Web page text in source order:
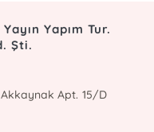
Yapım Tur.
Şti.
Apt. 15/D